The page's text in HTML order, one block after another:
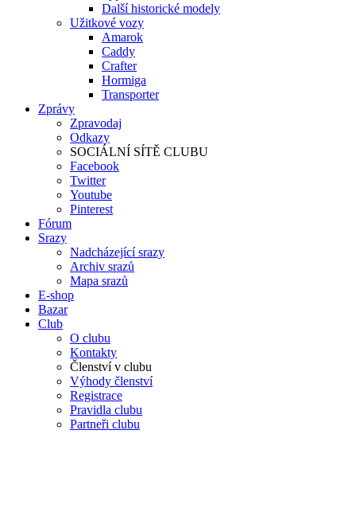
Další historické modely
Užitkové vozy
Amarok
Caddy
Crafter
Hormiga
Transporter
Zprávy
Zpravodaj
Odkazy
SOCIÁLNÍ SÍTĚ CLUBU
Facebook
Twitter
Youtube
Pinterest
Fórum
Srazy
Nadcházející srazy
Archiv srazů
Mapa srazů
E-shop
Bazar
Club
O clubu
Kontakty
Členství v clubu
Výhody členství
Registrace
Pravidla clubu
Partneři clubu